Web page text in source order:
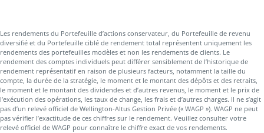
Les rendements du Portefeuille d’actions conservateur, du Portefeuille de revenu
diversifié et du Portefeuille ciblé de rendement total représentent uniquement les
rendements des portefeuilles modèles et non les rendements de clients. Le
rendement des comptes individuels peut différer sensiblement de l’historique de
rendement représentatif en raison de plusieurs facteurs, notamment la taille du
compte, la durée de la stratégie, le moment et le montant des dépôts et des retraits,
le moment et le montant des dividendes et d’autres revenus, le moment et le prix de
l’exécution des opérations, les taux de change, les frais et d’autres charges. Il ne s’agit
pas d’un relevé officiel de Wellington-Altus Gestion Privée (« WAGP »). WAGP ne peut
pas vérifier l’exactitude de ces chiffres sur le rendement. Veuillez consulter votre
relevé officiel de WAGP pour connaître le chiffre exact de vos rendements.